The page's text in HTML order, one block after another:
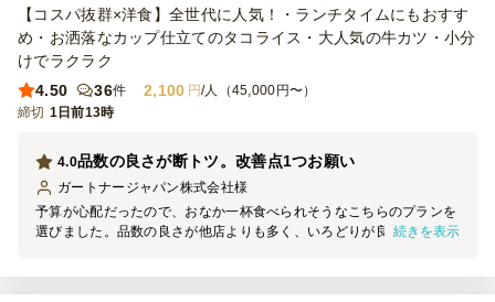
【コスパ抜群×洋食】全世代に人気！・ランチタイムにもおすす
め・お洒落なカップ仕立てのタコライス・大人気の牛カツ・小分
けでラクラク
4.50
36件 2,100 円/人（45,000円〜）
締切 1日前13時
品数の良さが断トツ。改善点1つお願い
4.0
ガートナージャパン株式会社様
予算が心配だったので、おなか一杯食べられそうなこちらのプランを
選びました。品数の良さが他店よりも多く、いろどりが良い点で、男
に残ったものを片付けた担当者の視点で今回感じたことは、男性は老
続きを表示